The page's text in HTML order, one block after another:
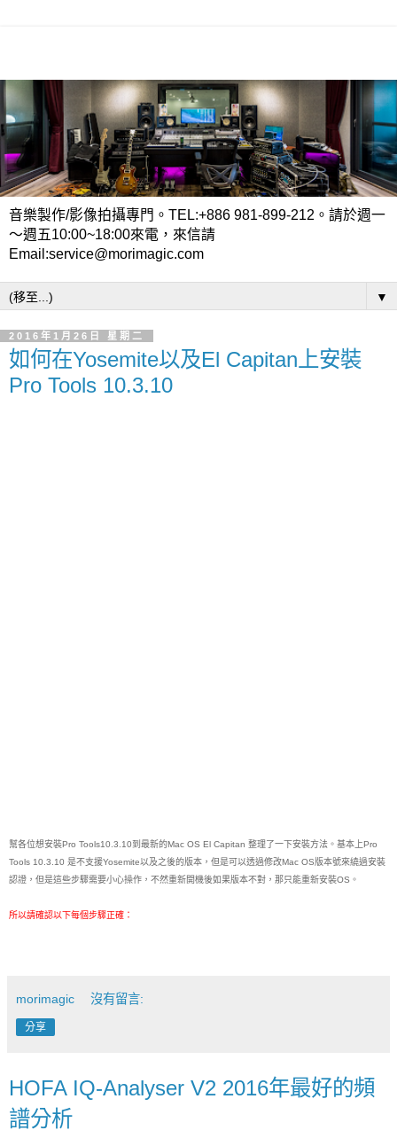
音樂製作/影像拍攝專門。TEL:+886 981-899-212。請於週一
～週五10:00~18:00來電，來信請
Email:service@morimagic.com
▼
2016年1月26日 星期二
如何在Yosemite以及El Capitan上安裝
Pro Tools 10.3.10
幫各位想安裝Pro Tools10.3.10到最新的Mac OS El Capitan 整理了一下安裝方法。 基本上Pro
Tools 10.3.10 是不支援Yosemite以及之後的版本，但是可以透過修改Mac OS版本號來繞過安裝
認證，但是這些步驟需要小心操作，不然重新開機後如果版本不對，那只能重新安裝OS。
所以請確認以下每個步驟正確：
morimagic 沒有留言:
分享
HOFA IQ-Analyser V2 2016年最好的頻
譜分析